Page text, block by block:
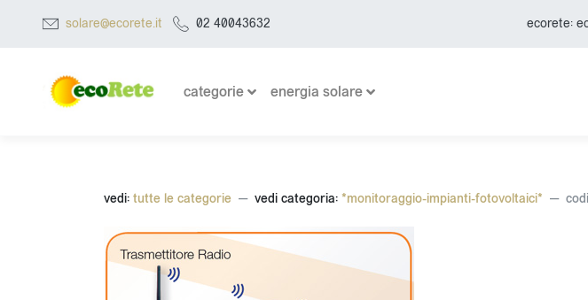
solare@ecorete.it 02 40043632 ecorete:
categorie energia solare
vedi: tutte le categorie vedi categoria: *monitoraggio-impianti-fotovoltaici*